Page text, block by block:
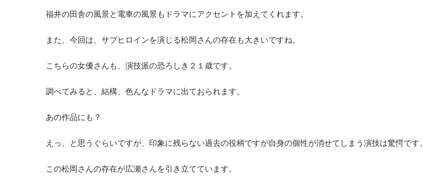
福井の田舎の風景と電車の風景もドラマにアクセントを加えてくれます。
また、今回は、サブヒロインを演じる松岡さんの存在も大きいですね。
こちらの女優さんも、演技派の恐ろしき２１歳です。
調べてみると、結構、色んなドラマに出ておられます。
あの作品にも？
えっ、と思うぐらいですが、印象に残らない過去の役柄ですが自身の個性が消せてしまう演技は驚愕です。
この松岡さんの存在が広瀬さんを引き立てています。